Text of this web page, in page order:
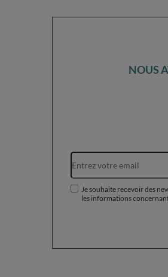
NOUS
Je souhaite recevoir des
les informations